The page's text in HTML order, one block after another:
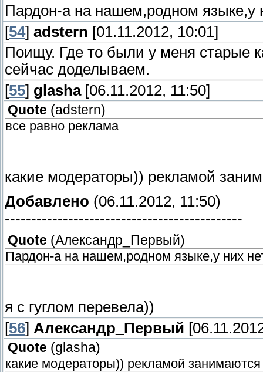
Пардон-а на нашем,родном языке,у
[54] adstern [01.11.2012, 10:01]
Поищу. Где то были у меня старые
сейчас доделываем.
[55] glasha[06.11.2012, 11:50]
Quote (adstern)
все равно реклама
какие модераторы)) рекламой
Добавлено (06.11.2012, 11:50)
---------------------------------------------
Quote (Александр_Первый)
Пардон-а на нашем,родном языке,у них
я с гуглом перевела))
[56] Александр_Первый
Quote (glasha)
какие модераторы)) рекламой занимаются